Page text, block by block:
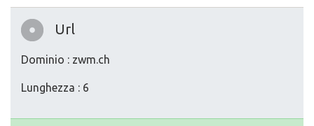
Url
Dominio : zwm.ch
Lunghezza : 6